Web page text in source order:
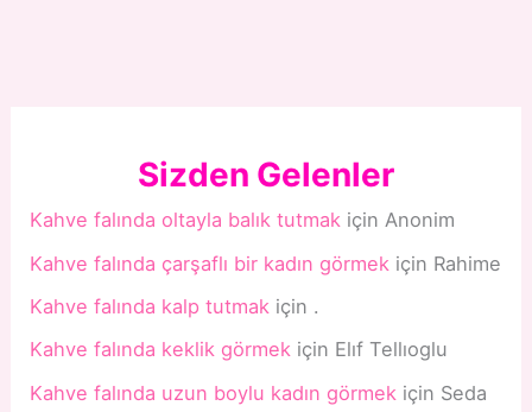
Sizden Gelenler
Kahve falında oltayla balık tutmak içinAnonim
Kahve falında çarşaflı bir kadın görmek için Rahime
Kahve falında kalp tutmak için .
Kahve falında keklik görmek için Elıf Tellıoglu
Kahve falında uzun boylu kadın görmek için Seda